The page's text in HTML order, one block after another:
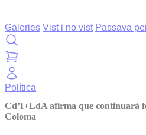
Galeries Vist i no vist Passava
Política
Cd’I+LdA afirma que continuarà
Coloma